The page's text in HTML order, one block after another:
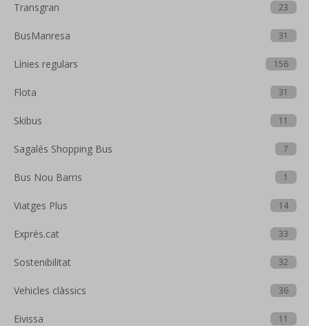
Transgran 23
BusManresa 31
Línies regulars 156
Flota 31
Skibus 11
Sagalés Shopping Bus 7
Bus Nou Barris 1
Viatges Plus 14
Exprés.cat 33
Sostenibilitat 32
Vehicles clàssics 36
Eivissa 11